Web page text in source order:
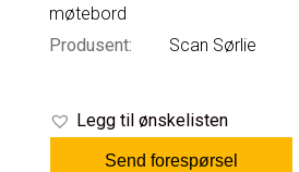
møtebord
Produsent:
Scan Sørlie
Legg til ønskelisten
Send forespørsel